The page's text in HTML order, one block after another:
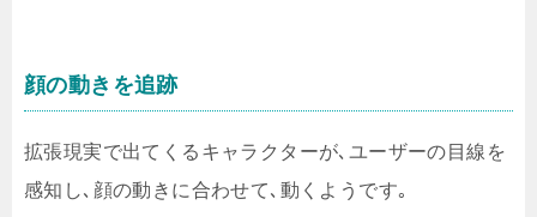
顔の動きを追跡
拡張現実で出てくるキャラクターが､ユーザーの目線を
感知し､顔の動きに合わせて､動くようです｡